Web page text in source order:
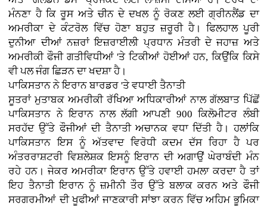
ਮੰਨਣਾ ਹੈ ਕਿ ਰੂਸ ਅਤੇ ਚੀਨ ਦੇ ਦਖਲ ਨੂੰ ਰੋਕਣ ਲਈ ਗ੍ਰੀਨਲੈਂਡ ਦਾ
ਅਮਰੀਕਾ ਦੇ ਕੰਟਰੋਲ ਵਿੱਚ ਹੋਣਾ ਬਹੁਤ ਜ਼ਰੂਰੀ ਹੈ। ਫਿਲਹਾਲ ਪੂਰੀ
ਦੁਨੀਆ ਦੀਆਂ ਨਜ਼ਰਾਂ ਇਜ਼ਰਾਈਲੀ ਪ੍ਰਧਾਨ ਮੰਤਰੀ ਦੇ ਜਹਾਜ਼ ਅਤੇ
ਅਮਰੀਕੀ ਫੌਜੀ ਗਤੀਵਿਧੀਆਂ 'ਤੇ ਟਿਕੀਆਂ ਹੋਈਆਂ ਹਨ, ਕਿਉਂਕਿ ਕਿਸੇ
ਵੀ ਪਲ ਜੰਗ ਛਿੜਨ ਦਾ ਖਦਸ਼ਾ ਹੈ।
ਪਾਕਿਸਤਾਨ ਨੇ ਇਰਾਨ ਬਾਰਡਰ 'ਤੇ ਵਧਾਈ ਤੈਨਾਤੀ
ਸੂਤਰਾਂ ਮੁਤਾਬਕ ਅਮਰੀਕੀ ਰੱਖਿਆ ਅਧਿਕਾਰੀਆਂ ਨਾਲ ਗੱਲਬਾਤ ਪਿੱਛੋਂ
ਪਾਕਿਸਤਾਨ ਨੇ ਇਰਾਨ ਨਾਲ ਲੱਗੀ ਆਪਣੀ 900 ਕਿਲੋਮੀਟਰ ਲੰਬੀ
ਸਰਹੱਦ ਉੱਤੇ ਫੌਜੀਆਂ ਦੀ ਤੈਨਾਤੀ ਅਚਾਨਕ ਵਧਾ ਦਿੱਤੀ ਹੈ। ਹਲਾਂਕਿ
ਪਾਕਿਸਤਾਨ ਇਸ ਨੂੰ ਅੱਤਵਾਦ ਵਿਰੋਧੀ ਕਦਮ ਦੱਸ ਰਿਹਾ ਹੈ ਪਰ
ਅੰਤਰਰਾਸ਼ਟਰੀ ਵਿਸ਼ਲੇਸ਼ਕ ਇਸਨੂੰ ਇਰਾਨ ਦੀ ਅਗਾਉਂ ਘੇਰਾਬੰਦੀ ਮੰਨ
ਰਹੇ ਹਨ। ਜੇਕਰ ਅਮਰੀਕਾ ਇਰਾਨ ਉੱਤੇ ਹਵਾਈ ਹਮਲਾ ਕਰਦਾ ਹੈ ਤਾਂ
ਇਹ ਤੈਨਾਤੀ ਇਰਾਨ ਨੂੰ ਜ਼ਮੀਨੀ ਤੌਰ ਉੱਤੇ ਬਲਾਕ ਕਰਨ ਅਤੇ ਫੌਜੀ
ਸਰਗਰਮੀਆਂ ਦੀ ਖੂਫੀਆਂ ਜਾਣਕਾਰੀ ਸਾਂਝਾ ਕਰਨ ਵਿੱਚ ਅਹਿਮ ਭੂਮਿਕਾ